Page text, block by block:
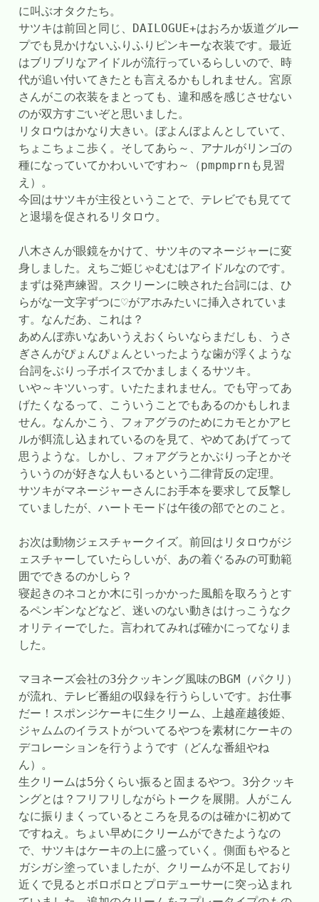
に叫ぶオタクたち。
サツキは前回と同じ、DAILOGUE+はおろか坂道グルー
プでも見かけないふりふりピンキーな衣装です。最近
はブリブリなアイドルが流行っているらしいので、時
代が追い付いてきたとも言えるかもしれません。宮原
さんがこの衣装をまとっても、違和感を感じさせない
のが双方すごいぞと思いました。
リタロウはかなり大きい。ぼよんぼよんとしていて、
ちょこちょこ歩く。そしてあら～、アナルがリンゴの
種になっていてかわいいですわ～（pmpmprnも見習
え）。
今回はサツキが主役ということで、テレビでも見てて
と退場を促されるリタロウ。
八木さんが眼鏡をかけて、サツキのマネージャーに変
身しました。えちご姫じゃむむはアイドルなのです。
まずは発声練習。スクリーンに映された台詞には、ひ
らがな一文字ずつに♡がアホみたいに挿入されていま
す。なんだあ、これは？
あめんぼ赤いなあいうえおくらいならまだしも、うさ
ぎさんがぴょんぴょんといったような歯が浮くような
台詞をぶりっ子ボイスでかましまくるサツキ。
いや～キツいっす。いたたまれません。でも守ってあ
げたくなるって、こういうことでもあるのかもしれま
せん。なんかこう、フォアグラのためにカモとかアヒ
ルが餌流し込まれているのを見て、やめてあげてって
思うような。しかし、フォアグラとかぶりっ子とかそ
ういうのが好きな人もいるという二律背反の定理。
サツキがマネージャーさんにお手本を要求して反撃し
ていましたが、ハートモードは午後の部でとのこと。
お次は動物ジェスチャークイズ。前回はリタロウがジ
ェスチャーしていたらしいが、あの着ぐるみの可動範
囲でできるのかしら？
寝起きのネコとか木に引っかかった風船を取ろうとす
るペンギンなどなど、迷いのない動きはけっこうなク
オリティーでした。言われてみれば確かにってなりま
した。
マヨネーズ会社の3分クッキング風味のBGM（パクリ）
が流れ、テレビ番組の収録を行うらしいです。お仕事
だー！スポンジケーキに生クリーム、上越産越後姫、
ジャムムのイラストがついてるやつを素材にケーキの
デコレーションを行うようです（どんな番組やね
ん）。
生クリームは5分くらい振ると固まるやつ。3分クッキ
ングとは？フリフリしながらトークを展開。人がこん
なに振りまくっているところを見るのは確かに初めて
ですねえ。ちょい早めにクリームができたようなの
で、サツキはケーキの上に盛っていく。側面もやると
ガシガシ塗っていましたが、クリームが不足しており
近くで見るとボロボロとプロデューサーに突っ込まれ